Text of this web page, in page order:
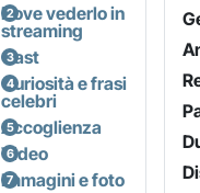
Dove vederlo in
streaming
Cast
Curiosità e frasi
celebri
Accoglienza
Video
Immagini e foto